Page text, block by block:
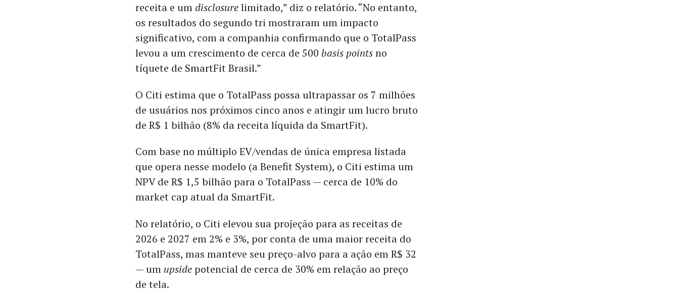
receita e um disclosurelimitado,” diz o relatório. “No entanto,
os resultados do segundo tri mostraram um impacto
significativo, com a companhia confirmando que o TotalPass
levou a um crescimento de cerca de 500basis pointsno
tíquete de SmartFit Brasil.”
O Citi estima que o TotalPass possa ultrapassar os 7 milhões
de usuários nos próximos cinco anos e atingir um lucro bruto
de R$ 1 bilhão (8% da receita líquida da SmartFit).
Com base no múltiplo EV/vendas de única empresa listada
que opera nesse modelo (a Benefit System), o Citi estima um
NPV de R$ 1,5 bilhão para o TotalPass — cerca de 10% do
market cap atual da SmartFit.
No relatório, o Citi elevou sua projeção para as receitas de
2026 e 2027 em 2% e 3%, por conta de uma maior receita do
TotalPass, mas manteve seu preço-alvo para a ação em R$ 32
— um upsidepotencial de cerca de 30% em relação ao preço
de tela.